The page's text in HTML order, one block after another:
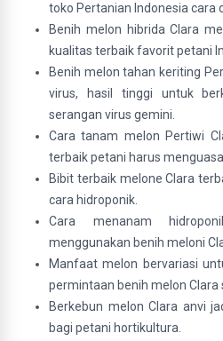
toko Pertanian Indonesia cara
Benih melon hibrida Clara
kualitas terbaik favorit petani
Benih melon tahan keriting
virus, hasil tinggi untuk
serangan virus gemini.
Cara tanam melon Pertiwi
terbaik petani harus
Bibit terbaik melone Clara
cara hidroponik.
Cara menanam
menggunakan benih meloni
Manfaat melon bervariasi
permintaan benih melon
Berkebun melon Clara anvi
bagi petani hortikultura.